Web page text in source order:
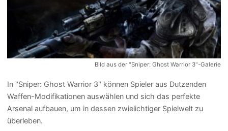
Bild aus der "Sniper: Ghost Warrior 3"-Galerie
In "Sniper: Ghost Warrior 3" können Spieler aus Dutzenden
Waffen-Modifikationen auswählen und sich das perfekte
Arsenal aufbauen, um in dessen zwielichtiger Spielwelt zu
überleben.